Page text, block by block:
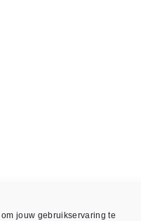
jouw gebruikservaring te